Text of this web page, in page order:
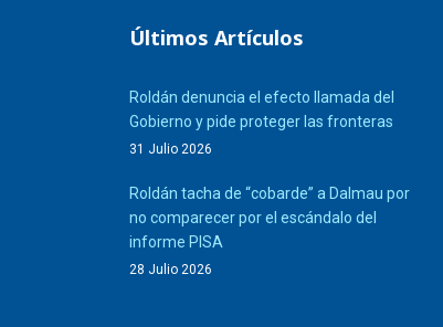
Últimos Artículos
Roldán denuncia el efecto llamada del
Gobierno y pide proteger las fronteras
31 Julio 2026
Roldán tacha de “cobarde” a Dalmau por
no comparecer por el escándalo del
informe PISA
28 Julio 2026